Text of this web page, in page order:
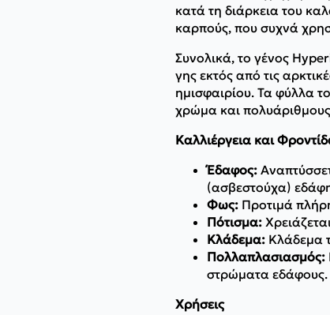
κατά τη διάρκεια του
καρπούς, που συχνά
Συνολικά, το γένος
γης εκτός από τις
ημισφαιρίου. Τα φύλλα
χρώμα και πολυάριθμους
Καλλιέργεια και
Έδαφος:
(ασβεστούχα)
Φως: Προτιμά
Πότισμα:
Κλάδεμα: Κλάδεμα
Πολλαπλασιασμός:
στρώματα εδάφους.
Χρήσεις